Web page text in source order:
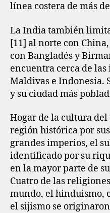
línea costera de más
La India también
[11]​ al norte con
con Bangladés y
encuentra cerca de las
Maldivas e Indonesia.
y su ciudad más
Hogar de la cultura
región histórica por
grandes imperios, el
identificado por su
en la mayor parte de
Cuatro de las
mundo, el hinduismo,
el sijismo se